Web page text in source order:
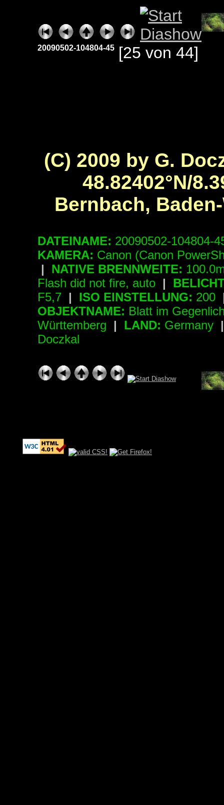
20090502-104804-45 [25 von 44]
(C) 2009 by G.
48.82402°N/
Bernbach,
DATEINAME: 20090502-104804-
KAMERA: Canon (Canon
|
NATIVE BRENNWEITE:
Flash did not fire, auto |
F5,7 | ISO EINSTELLUNG: 200
OBJEKTNAME: Blatt im
Württemberg | LAND: Germany
Doczkal